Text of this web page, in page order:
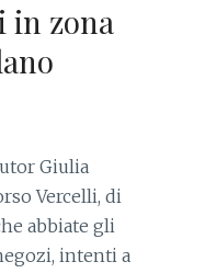
zona
Giulia
Vercelli, di
abbiate gli
intenti a